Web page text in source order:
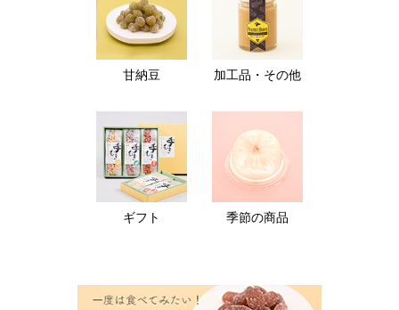
甘納豆 加工品・その他
ギフト 季節の商品